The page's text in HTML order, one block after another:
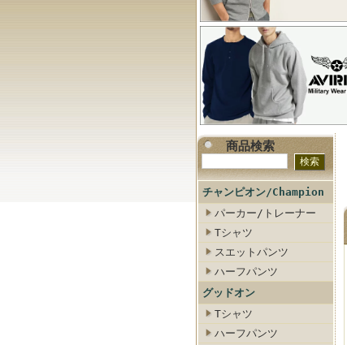
商品検索
チャンピオン/Champion
パーカー/トレーナー
Tシャツ
スエットパンツ
ハーフパンツ
グッドオン
Tシャツ
ハーフパンツ